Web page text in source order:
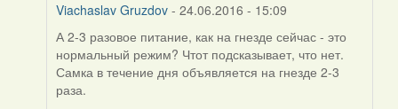
Viachaslav Gruzdov - 24.06.2016 - 15:09
In
reply
to
by
А 2-3 разовое питание, как на гнезде сейчас - это
нормальный режим? Чтот подсказывает, что нет.
Самка в течение дня объявляется на гнезде 2-3
раза.